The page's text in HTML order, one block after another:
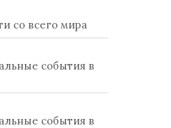
со всего мира
события в
события в